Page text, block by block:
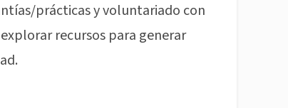
prácticas y voluntariado con
recursos para generar